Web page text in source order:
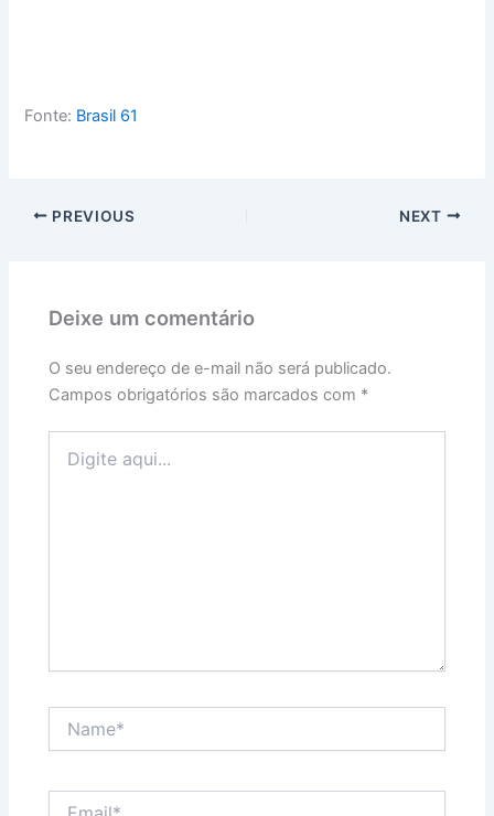
Fonte: Brasil 61
PREVIOUS NEXT
Deixe um comentário
O seu endereço de e-mail não será publicado.
Campos obrigatórios são marcados com *
aqui...